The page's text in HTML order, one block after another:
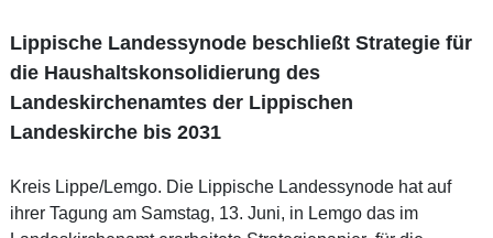
Lippische Landessynode beschließt Strategie für
die Haushaltskonsolidierung des
Landeskirchenamtes der Lippischen
Landeskirche bis 2031
Kreis Lippe/Lemgo. Die Lippische Landessynode hat auf
ihrer Tagung am Samstag, 13. Juni, in Lemgo das im